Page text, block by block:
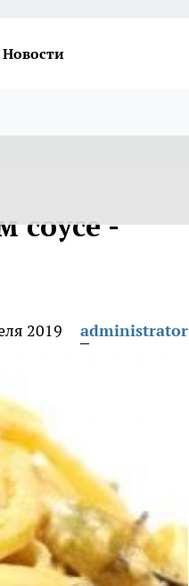
Новости
соусе -
2019 administrator